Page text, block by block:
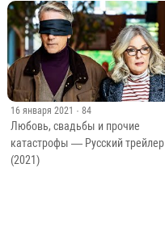
16 января 2021 · 84
Любовь, свадьбы и прочие
катастрофы — Русский трейлер
(2021)